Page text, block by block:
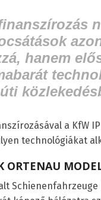
hanem
a KfW
technológiákat
ORTENAU